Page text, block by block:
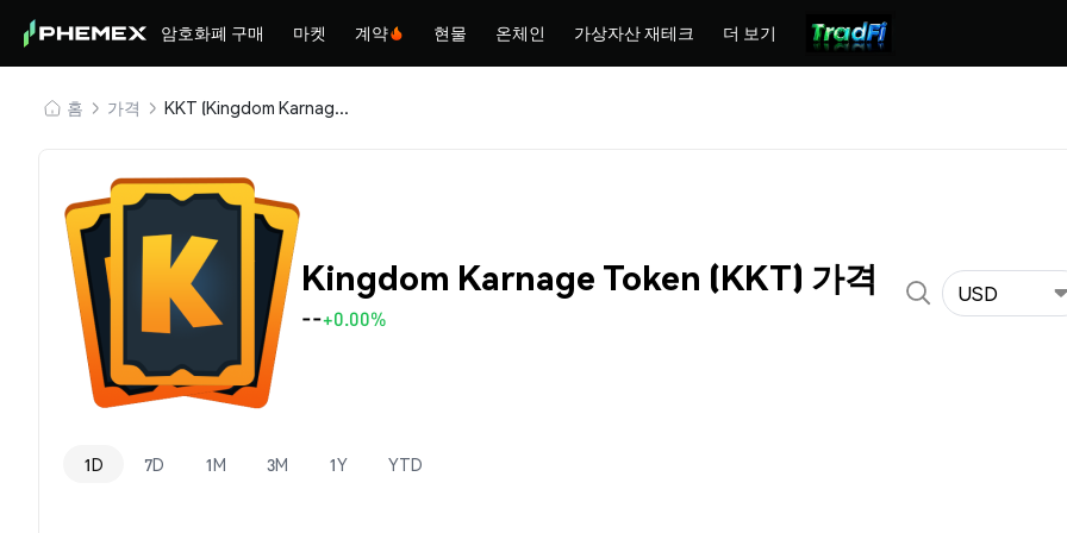
암호화폐 구매 마켓 계약 현물 온체인 가상자산 재테크 더 보기
홈 가격 KKT (Kingdom Karnage Token)
Kingdom Karnage Token (KKT) 가격
--+0.00%
USD
1D 7D 1M 3M 1Y YTD